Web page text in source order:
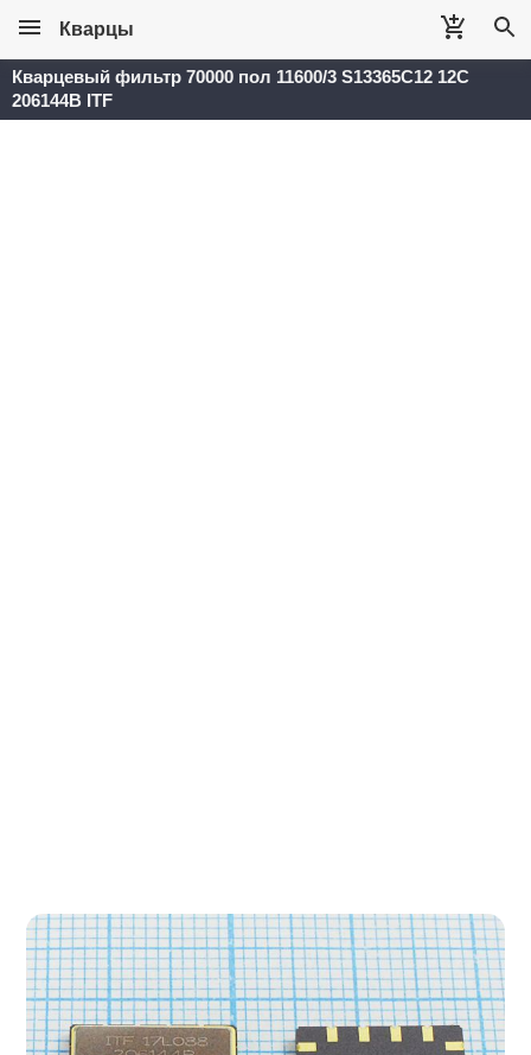
Кварцы
Кварцевый фильтр 70000 пол 11600/3 S13365C12 12C
206144B ITF